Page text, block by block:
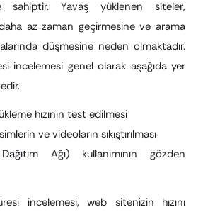
Yavaş yüklenen siteler,
daha az zaman geçirmesine ve arama
düşmesine neden olmaktadır.
incelemesi genel olarak aşağıda yer
hızının test edilmesi
ve videoların sıkıştırılması
Ağı) kullanımının gözden
incelemesi, web sitenizin hızını